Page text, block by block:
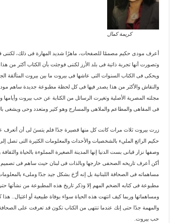
كريمة كمال
أعرف مودى حكيم مصممًا للصفحات، ماهرًا شديد المهارة فى ذلك، لكننى
وتصورت أنها تجربة ذاتية فى بلد الأرز لكننى فوجئت بأن الكتاب أكثر من
ويحكى فى الكتاب السنوات التى عاشها فى بيروت ما بين بيروت المتألقة
والنقاش والأكثر من هذا يصدر فيها فى كل لحظة مطبوعة جديدة ساهم
مجلته المصرية الأصلية وتغيرت الرسائل من الكتابة عن حب بيروت وأيامها
فى المقاهى والمطاعم والملاهى والمسارح وهو كثير ومتعدد وحى ويشغى
زرت بيروت ثلاث مرات كانت كل منها قصيرة جدًا فلم يتسنَ لى أن أتعرف
حكيم الرائع المليء بالشخصيات والأحداث والمعلومات الكثيرة التى
وصفها نزار قبانى بست الدنيا إنها المدينة الصغيرة المملوءة بالحياة
أكن أعرف تاريخه الصحفى خارجها وبالذات فى لبنان حيث ساهم فى
مساهماته فى الصحافة اللبنانية بل إنه أرّخ بشكل جيد جدًا وملىء
مطبوعة فى كتابه الضخم المهم إلا وذكر تاريخ هذه المطبوعة من نشأتها
ومساهماتها وربما كيف انتهت هذه الحياة سواء بوفاة طبيعية أو اغتيال..
والمهمة جدًا حتى إنك عندما تنتهى من الكتاب تكون قد تعرفت على الصحافة
حب بيروت.